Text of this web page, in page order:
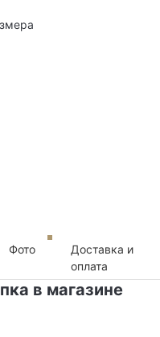
Фото
Доставка и
оплата
в магазине